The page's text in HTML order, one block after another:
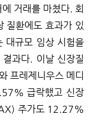
거래를 마쳤다. 회
질환에도 효과가 있
대규모 임상 시험을
과다. 이날 신장질
프레제니우스 메디
급락했고 신장
주가도 12.27%